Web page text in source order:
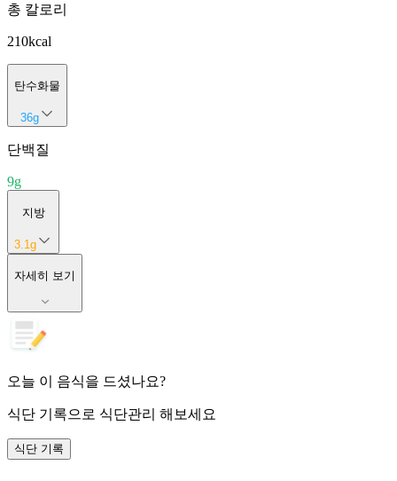
총 칼로리
210kcal
탄수화물
36g
단백질
9g
지방
3.1 g
자세히 보기
오늘 이 음식을 드셨나요?
식단 기록으로 식단관리 해보세요
식단 기록